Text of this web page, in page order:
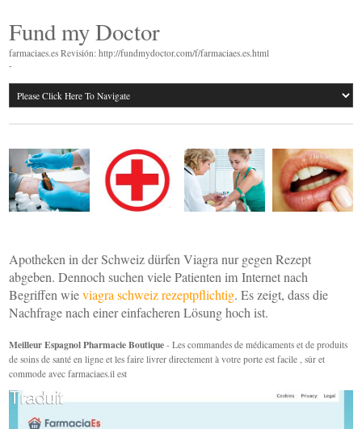
Fund my Doctor
farmaciaes.es Revisión: http://fundmydoctor.com/f/farmaciaes.es.html
-
Apotheken in der Schweiz dürfen Viagra nur gegen Rezept
abgeben. Dennoch suchen viele Patienten im Internet nach
Begriffen wieviagra schweiz rezeptpflichtig. Es zeigt, dass die
Nachfrage nach einer einfacheren Lösung hoch ist.
Meilleur Espagnol Pharmacie Boutique - Les commandes de médicaments et de produits
de soins de santé en ligne et les faire livrer directement à votre porte est facile , sûr et
commode avec farmaciaes.il est